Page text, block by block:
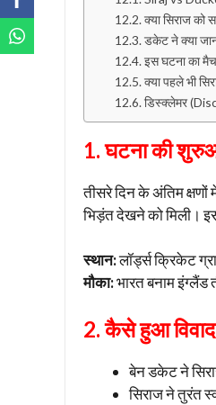
क्या सिराज को
डकेट ने क्या
इस घटना का
क्या पहले भी
डिस्क्लेमर
1. घटना की
तीसरे दिन के अंतिम
भिड़ंत देखने को मिली।
स्थान:लॉर्ड्स क्रिकेट
मौका:भारत बनाम इंग्लैंड
2. कैसे हुआ
बेन डकेट ने
सिराज ने तुरंत